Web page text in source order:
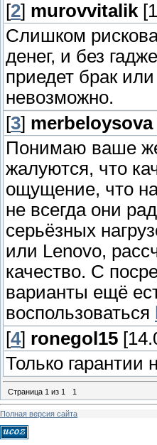
[2] murovvitalik
Слишком
денег, и без
приедет брак
невозможно.
[3] merbeloysova
Понимаю ваше
жалуются, что
ощущение, что
не всегда они
серьёзных
или Lenovo,
качество. С
варианты ещё
воспользоваться
[4] ronegol15
Только гарантии
Страница 1 из 1 1
Полная версия сайта